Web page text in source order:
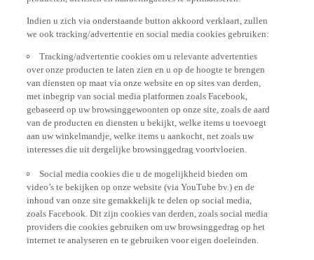
Indien u zich via onderstaande button akkoord verklaart, zullen
we ook tracking/advertentie en social media cookies gebruiken:
Tracking/advertentie cookies om u relevante advertenties
over onze producten te laten zien en u op de hoogte te brengen
van diensten op maat via onze website en op sites van derden,
met inbegrip van social media platformen zoals Facebook,
gebaseerd op uw browsinggewoonten op onze site, zoals de aard
van de producten en diensten u bekijkt, welke items u toevoegt
aan uw winkelmandje, welke items u aankocht, net zoals uw
interesses die uit dergelijke browsinggedrag voortvloeien.
Social media cookies die u de mogelijkheid bieden om
video’s te bekijken op onze website (via YouTube bv.) en de
inhoud van onze site gemakkelijk te delen op social media,
zoals Facebook. Dit zijn cookies van derden, zoals social media
providers die cookies gebruiken om uw browsinggedrag op het
internet te analyseren en te gebruiken voor eigen doeleinden.